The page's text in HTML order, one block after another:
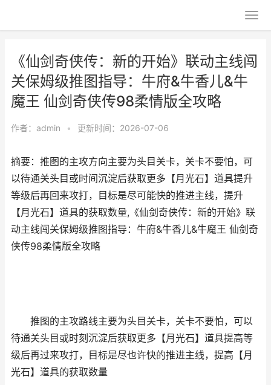
《仙剑奇侠传：新的开始》联动主线闯
关保姆级推图指导：牛府&牛香儿&牛
魔王 仙剑奇侠传98柔情版全攻略
作者： admin • 更新时间：2026-07-06
摘要：推图的主攻方向主要为头目关卡，关卡不要怕，可
以待通关头目或时间沉淀后获取更多【月光石】道具提升
等级后再回来攻打，目标是尽可能快的推进主线，提升
【月光石】道具的获取数量,《仙剑奇侠传：新的开始》联
动主线闯关保姆级推图指导：牛府&牛香儿&牛魔王 仙剑奇
侠传98柔情版全攻略
推图的主攻路线主要为头目关卡，关卡不要怕，可以
待通关头目或时刻沉淀后获取更多【月光石】道具提高等
级后再过来攻打，目标是尽也许快的推进主线，提高【月
光石】道具的获取数量